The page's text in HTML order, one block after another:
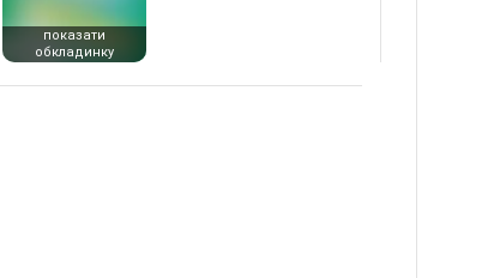
показати
обкладинку